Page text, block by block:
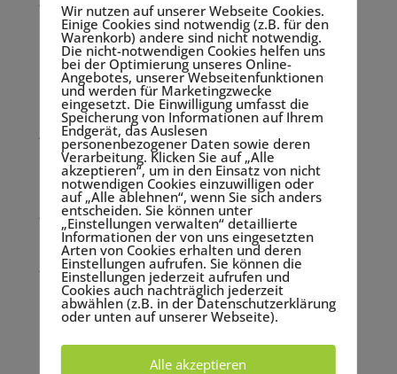
Oktober 2024
April 2024
März 2024
Dezember 2023
Juni 2023
Mai 2023
Februar 2023
Januar 2023
September 2022
Juni 2022
Mai 2022
März 2022
November 2021
Wir nutzen auf unserer Webseite Cookies.
Einige Cookies sind notwendig (z.B. für den
Warenkorb) andere sind nicht notwendig.
Die nicht-notwendigen Cookies helfen uns
bei der Optimierung unseres Online-
Angebotes, unserer Webseitenfunktionen
und werden für Marketingzwecke
eingesetzt. Die Einwilligung umfasst die
Speicherung von Informationen auf Ihrem
Endgerät, das Auslesen
personenbezogener Daten sowie deren
Verarbeitung. Klicken Sie auf „Alle
akzeptieren“, um in den Einsatz von nicht
notwendigen Cookies einzuwilligen oder
auf „Alle ablehnen“, wenn Sie sich anders
entscheiden. Sie können unter
„Einstellungen verwalten“ detaillierte
Informationen der von uns eingesetzten
Arten von Cookies erhalten und deren
Einstellungen aufrufen. Sie können die
Einstellungen jederzeit aufrufen und
Cookies auch nachträglich jederzeit
abwählen (z.B. in der Datenschutzerklärung
oder unten auf unserer Webseite).
Alle akzeptieren